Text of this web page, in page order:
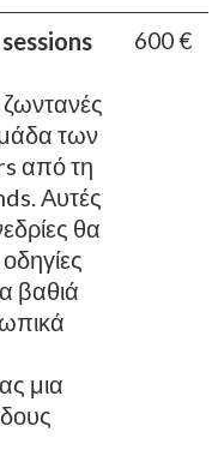
των
από τη
Αυτές
θα
βαθιά
μια
600 €